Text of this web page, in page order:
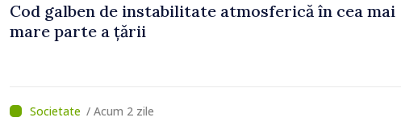
Cod galben de instabilitate atmosferică în cea mai
mare parte a țării
/ Acum 2 zile